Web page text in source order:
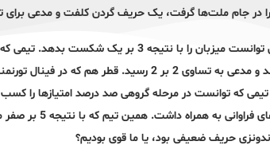
را در جام ملت‌ها گرفت، یک حریف گردن کلفت و مدعی برای
در تورنمنت اردن که به قهرمانی ایران منجر شد، تیم ملی توانست
جزو مدعیان قهرمانی جام ملت‌ها است و البته یکی از 3 تیمی که توانست در مرحله گروهی صد
یک بازی تدارکاتی هم
حریف ضعیفی بود، یا ما قوی بودیم؟